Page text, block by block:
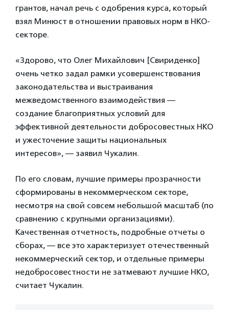
грантов, начал речь с одобрения курса, который
взял Минюст в отношении правовых норм в НКО-
секторе.
«Здорово, что Олег Михайлович [Свириденко]
очень четко задал рамки усовершенствования
законодательства и выстраивания
межведомственного взаимодействия —
создание благоприятных условий для
эффективной деятельности добросовестных НКО
и ужесточение защиты национальных
интересов», — заявил Чукалин.
По его словам, лучшие примеры прозрачности
сформированы в некоммерческом секторе,
несмотря на свой совсем небольшой масштаб (по
сравнению с крупными организациями).
Качественная отчетность, подробные отчеты о
сборах, — все это характеризует отечественный
некоммерческий сектор, и отдельные примеры
недобросовестности не затмевают лучшие НКО,
считает Чукалин.